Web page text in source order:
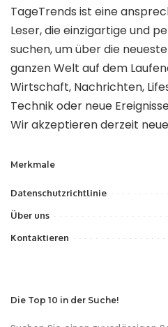
TageTrends ist eine
Leser, die einzigartige und
suchen, um über die
ganzen Welt auf dem
Wirtschaft, Nachrichten,
Technik oder neue
Wir akzeptieren derzeit
Merkmale
Datenschutzrichtlinie
Über uns
Kontaktieren
Die Top 10 in der Suche!